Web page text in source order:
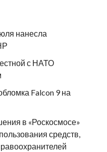
нанесла
с НАТО
Falcon 9 на
в «Роскосмосе»
средств,